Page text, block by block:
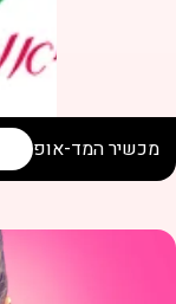
מכשיר המד-אופ